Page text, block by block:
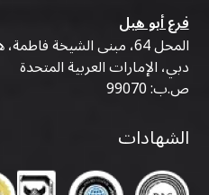
فرع أبو هيل
المحل 64، مبنى الشيخة
دبي، الإمارات العربية المتحدة
ص.ب: 99070
الشهادات